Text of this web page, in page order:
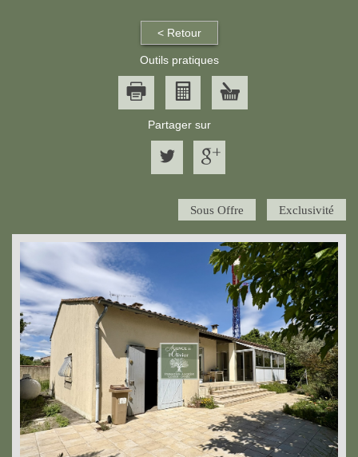
< Retour
Outils pratiques
Partager sur
Sous Offre Exclusivité